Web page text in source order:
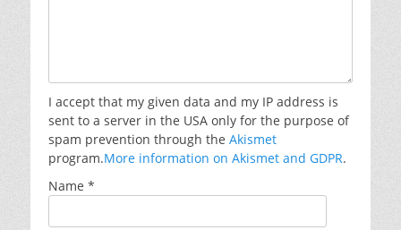
I accept that my given data and my IP address is
sent to a server in the USA only for the purpose of
spam prevention through the Akismet
program.More information on Akismet and GDPR.
Name *